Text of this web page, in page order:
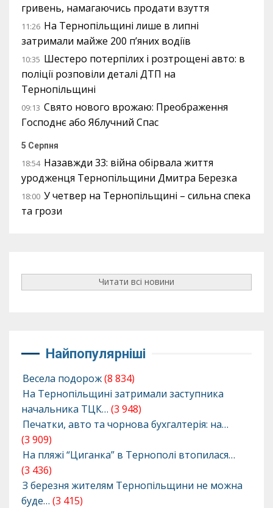
гривень, намагаючись продати взуття
11:26 На Тернопільщині лише в липні
затримали майже 200 п’яних водіїв
10:35 Шестеро потерпілих і розтрощені авто: в
поліції розповіли деталі ДТП на
Тернопільщині
09:13 Свято нового врожаю: Преображення
Господнє або Яблучний Спас
5 Серпня
18:54 Назавжди 33: війна обірвала життя
уродженця Тернопільщини Дмитра Березка
18:00 У четвер на Тернопільщині – сильна спека
та грози
Читати всі новини
Найпопулярніші
Весела подорож(8 834)
На Тернопільщині затримали заступника
начальника ТЦК… (3 948)
Печатки, авто та чорнова бухгалтерія: на…
(3 909)
На пляжі “Циганка” в Тернополі втопилася…
(3 436)
З березня жителям Тернопільщини не можна
буде… (3 415)